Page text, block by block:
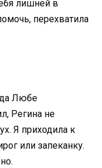
лишней в
перехватила
Любе
Регина не
Я приходила к
или запеканку.